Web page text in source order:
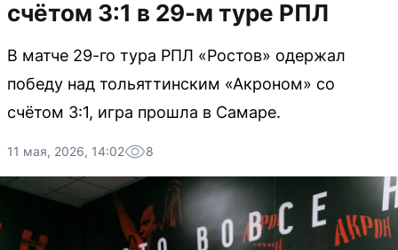
счётом 3:1 в 29-м туре РПЛ
В матче 29-го тура РПЛ «Ростов» одержал
победу над тольяттинским «Акроном» со
счётом 3:1, игра прошла в Самаре.
11 мая, 2026, 14:02 8